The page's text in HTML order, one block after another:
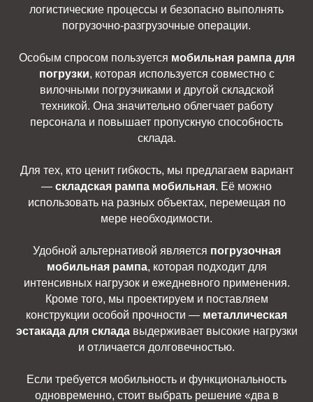
логистические процессы и безопасно выполнять
погрузочно-разгрузочные операции.
Особым спросом пользуется мобильная рампа для
погрузки, которая используется совместно с
вилочными погрузчиками и другой складской
техникой. Она значительно облегчает работу
персонала и повышает пропускную способность
склада.
Для тех, кто ценит гибкость, мы предлагаем вариант
— складская рампа мобильная. Её можно
использовать на разных объектах, перемещая по
мере необходимости.
Удобной альтернативой является погрузочная
мобильная рампа, которая подходит для
интенсивных нагрузок и ежедневного применения.
Кроме того, мы проектируем и поставляем
конструкции особой прочности — металлическая
эстакада для складавыдерживает высокие нагрузки
и отличается долговечностью.
Если требуется мобильность и функциональность
одновременно, стоит выбрать решение «два в